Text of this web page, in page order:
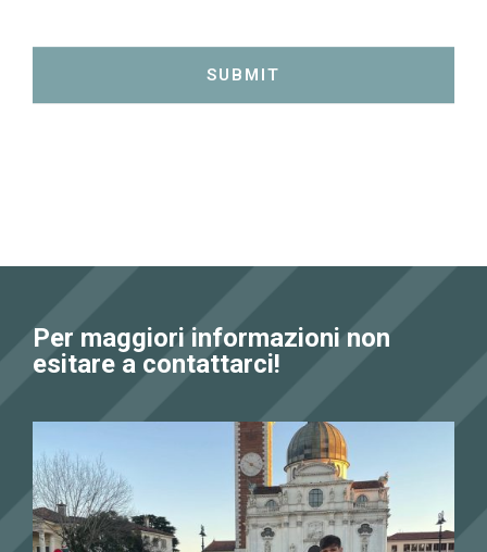
SUBMIT
Per maggiori informazioni non
esitare a contattarci!